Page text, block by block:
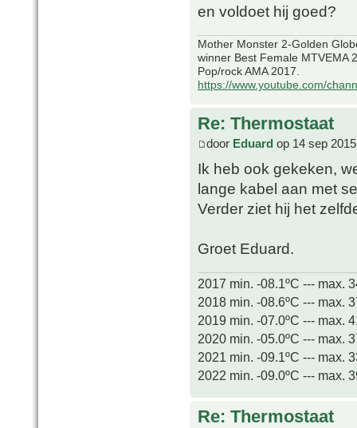
en voldoet hij goed?
Mother Monster 2-Golden
winner Best Female MTVEMA
Pop/rock AMA 2017.
https://www.youtube.com/
Re: Thermostaat
door Eduard op 14 sep
Ik heb ook gekeken,
lange kabel aan met
Verder ziet hij het
Groet Eduard.
2017 min. -08.1ºC --- max.
2018 min. -08.6ºC --- max.
2019 min. -07.0ºC --- max.
2020 min. -05.0ºC --- max.
2021 min. -09.1ºC --- max.
2022 min. -09.0ºC --- max.
Re: Thermostaat